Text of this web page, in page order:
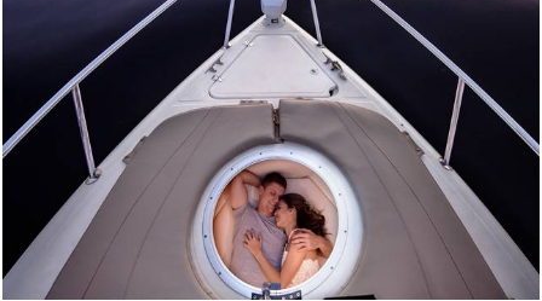
2631